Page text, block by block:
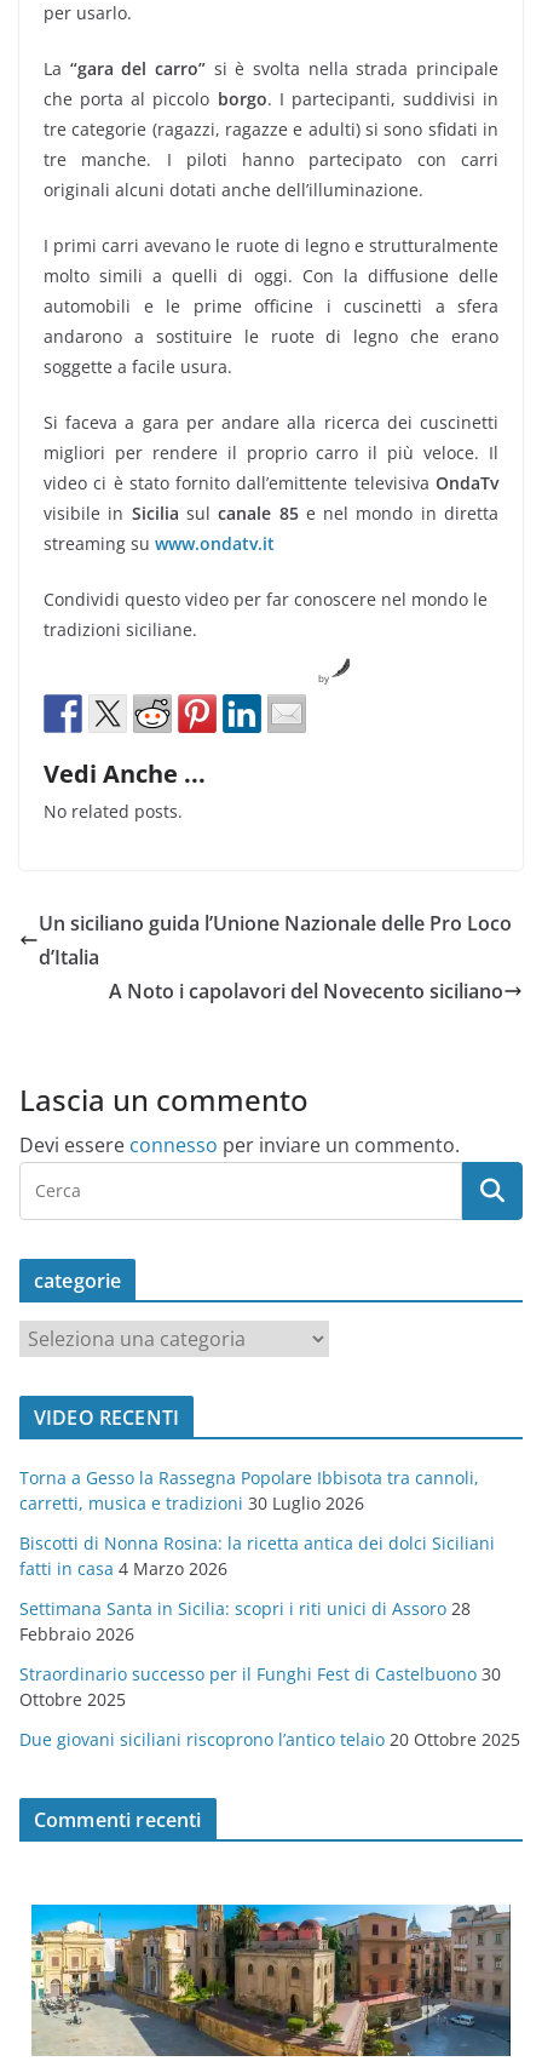
per usarlo.
La “gara del carro” si è svolta nella strada principale
che porta al piccolo borgo. I partecipanti, suddivisi in
tre categorie (ragazzi, ragazze e adulti) si sono sfidati in
tre manche. I piloti hanno partecipato con carri
originali alcuni dotati anche dell’illuminazione.
I primi carri avevano le ruote di legno e strutturalmente
molto simili a quelli di oggi. Con la diffusione delle
automobili e le prime officine i cuscinetti a sfera
andarono a sostituire le ruote di legno che erano
soggette a facile usura.
Si faceva a gara per andare alla ricerca dei cuscinetti
migliori per rendere il proprio carro il più veloce. Il
video ci è stato fornito dall’emittente televisiva OndaTv
visibile in Sicilia sulcanale 85e nel mondo in diretta
streaming su www.ondatv.it
Condividi questo video per far conoscere nel mondo le
tradizioni siciliane.
by
Vedi Anche ...
No related posts.
Un siciliano guida l’Unione Nazionale delle Pro Loco
d’Italia
A Noto i capolavori del Novecento siciliano
Lascia un commento
Devi essere connesso per inviare un commento.
categorie
t
o
r
i
e
VIDEO RECENTI
Torna a Gesso la Rassegna Popolare Ibbisota tra cannoli,
carretti, musica e tradizioni 30 Luglio 2026
Biscotti di Nonna Rosina: la ricetta antica dei dolci Siciliani
fatti in casa 4 Marzo 2026
Settimana Santa in Sicilia: scopri i riti unici di Assoro 28
Febbraio 2026
Straordinario successo per il Funghi Fest di Castelbuono 30
Ottobre 2025
Due giovani siciliani riscoprono l’antico telaio 20 Ottobre 2025
Commenti recenti